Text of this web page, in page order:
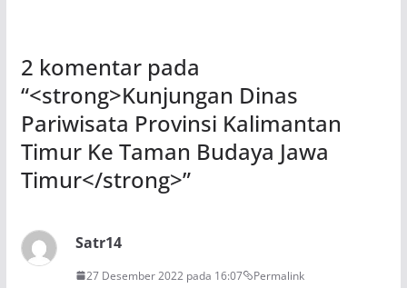
2 komentar pada
“<strong>Kunjungan Dinas
Pariwisata Provinsi Kalimantan
Timur Ke Taman Budaya Jawa
Timur</strong>”
Satr14
27 Desember 2022 pada 16:07 Permalink